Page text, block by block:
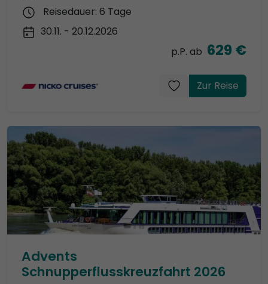
Reisedauer: 6 Tage
30.11. - 20.12.2026
p.P. ab 629 €
Zur Reise
Advents
Schnupperflusskreuzfahrt 2026